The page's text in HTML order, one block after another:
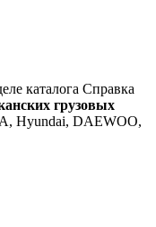
каталога Справка
грузовых
Hyundai, DAEWOO,